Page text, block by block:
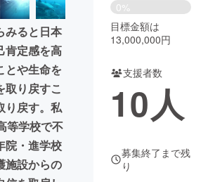
・地域活性化
Social Good
CAMPFIRE Creation
るさと納税machi-ya コミュニティ
みると日本
肯定感を高
とや生命を
取り戻すこ
り戻す。私
等学校で不
院・進学校
施設からの
0%
目標金額は
13,000,000円
支援者数
10人
募集終了まで残
り